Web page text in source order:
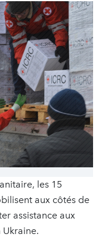
les 15
aux côtés de
assistance aux